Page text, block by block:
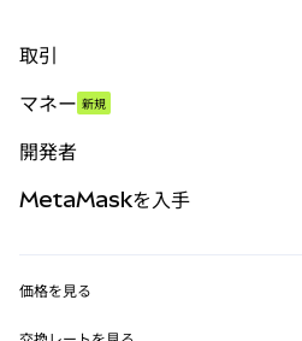
取引
パーペチュアル
RWA
マネー 新規
開発者
MetaMaskを入手
価格を見る